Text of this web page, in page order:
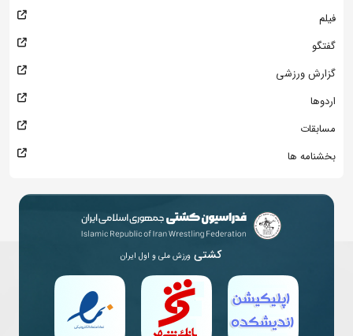
فیلم
گفتگو
گزارش ورزشی
اردوها
مسابقات
بخشنامه ها
کشتی ورزش ملی و اول ایران